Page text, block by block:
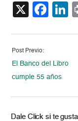
X
Post Previo:
El Banco del Libro
cumple 55 años
Dale Click si te gusta